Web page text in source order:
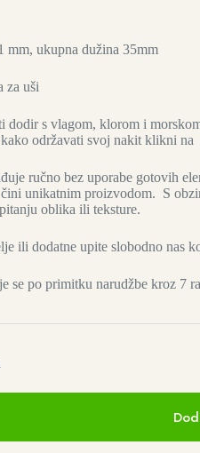
mm, ukupna dužina 35mm
za uši
s vlagom, klorom i
održavati svoj nakit klikni na
ručno bez uporabe gotovih
unikatnim proizvodom. S
oblika ili teksture.
ili dodatne upite slobodno nas
se po primitku narudžbe kroz 7